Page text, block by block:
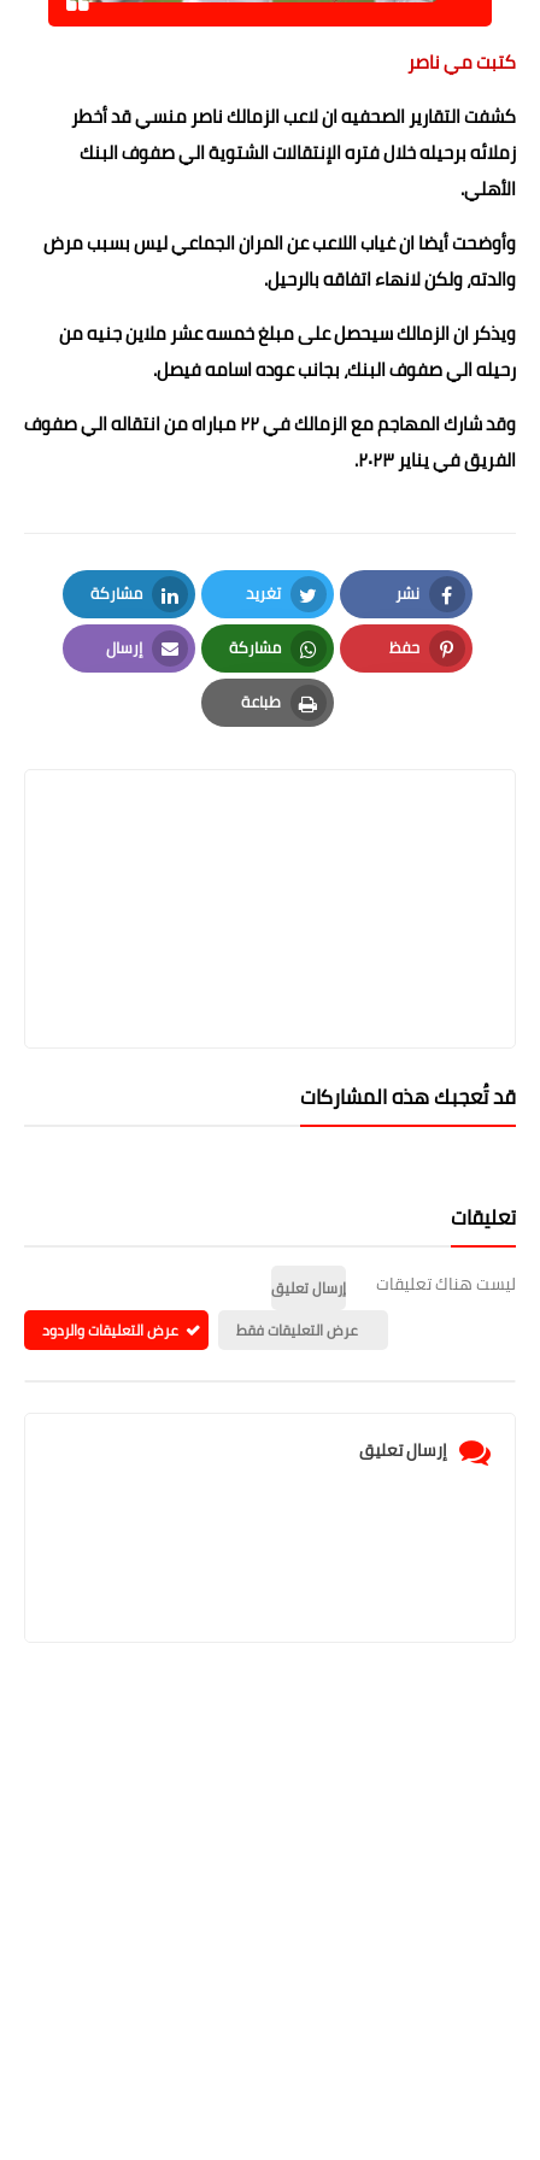
حوادث وقضايا
الصحه والجمال
مقالات
كتبت مي ناصر
كشفت التقارير الصحفيه ان لاعب الزمالك ناصر منسي قد أخطر
زملائه برحيله خلال فتره الإنتقالات الشتوية الي صفوف البنك
الأهلي.
وأوضحت أيضا ان غياب اللاعب عن المران الجماعي ليس بسبب مرض
والدته، ولكن لانهاء اتفاقه بالرحيل.
ويذكر ان الزمالك سيحصل على مبلغ خمسه عشر ملاين جنيه من
رحيله الي صفوف البنك، بجانب عوده اسامه فيصل.
وقد شارك المهاجم مع الزمالك في ٢٢ مباراه من انتقاله الي صفوف
الفريق في يناير ٢٠٢٣.
نشر
Facebook
تغريد
Twitter
مشاركة
LinkedIn
حفظ
Pinterest
مشاركة
Whatsapp
إرسال
Email
طباعة
Print
قد تُعجبك هذه المشاركات
تعليقات
ليست هناك تعليقات
إرسال تعليق
عرض التعليقات فقط
عرض التعليقات والردود
إرسال تعليق